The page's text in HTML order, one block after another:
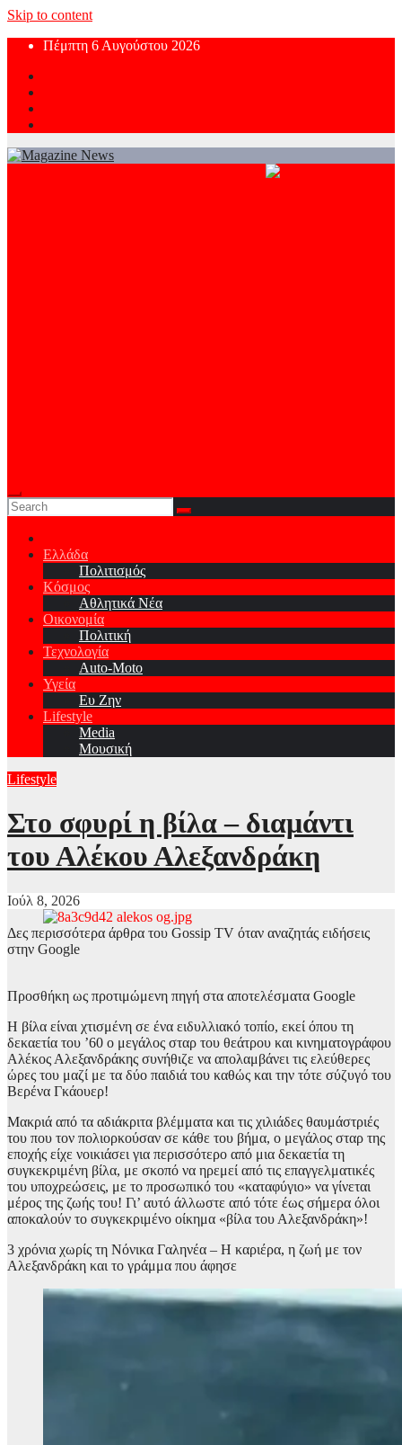
Skip to content
Πέμπτη 6 Αυγούστου 2026
Ελλάδα
Πολιτισμός
Κόσμος
Αθλητικά Νέα
Οικονομία
Πολιτική
Τεχνολογία
Auto-Moto
Υγεία
Ευ Ζην
Lifestyle
Media
Μουσική
Lifestyle
Στο σφυρί η βίλα – διαμάντι
του Αλέκου Αλεξανδράκη
Ιούλ 8, 2026
Δες περισσότερα άρθρα του Gossip TV όταν αναζητάς ειδήσεις
στην Google
Προσθήκη ως προτιμώμενη πηγή στα αποτελέσματα Google
Η βίλα είναι χτισμένη σε ένα ειδυλλιακό τοπίο, εκεί όπου τη
δεκαετία του ’60 ο μεγάλος σταρ του θεάτρου και κινηματογράφου
Αλέκος Αλεξανδράκης συνήθιζε να απολαμβάνει τις ελεύθερες
ώρες του μαζί με τα δύο παιδιά του καθώς και την τότε σύζυγό του
Βερένα Γκάουερ!
Μακριά από τα αδιάκριτα βλέμματα και τις χιλιάδες θαυμάστριές
του που τον πολιορκούσαν σε κάθε του βήμα, ο μεγάλος σταρ της
εποχής είχε νοικιάσει για περισσότερο από μια δεκαετία τη
συγκεκριμένη βίλα, με σκοπό να ηρεμεί από τις επαγγελματικές
του υποχρεώσεις, με το προσωπικό του «καταφύγιο» να γίνεται
μέρος της ζωής του! Γι’ αυτό άλλωστε από τότε έως σήμερα όλοι
αποκαλούν το συγκεκριμένο οίκημα «βίλα του Αλεξανδράκη»!
3 χρόνια χωρίς τη Νόνικα Γαληνέα – Η καριέρα, η ζωή με τον
Αλεξανδράκη και το γράμμα που άφησε